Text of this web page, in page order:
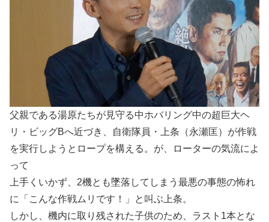
父親である湯原たちが見守る中ホバリング中の超巨大ヘ
リ・ビッグBへ近づき、自衛隊員・上条（永瀬匡）が作戦
を実行しようとロープを構える。が、ローターの気流によ
って
上手くいかず、2機とも墜落してしまう最悪の事態の怖れ
に「こんな作戦ムリです！」と叫ぶ上条。
しかし、機内に取り残された子供のため、ラスト1本とな